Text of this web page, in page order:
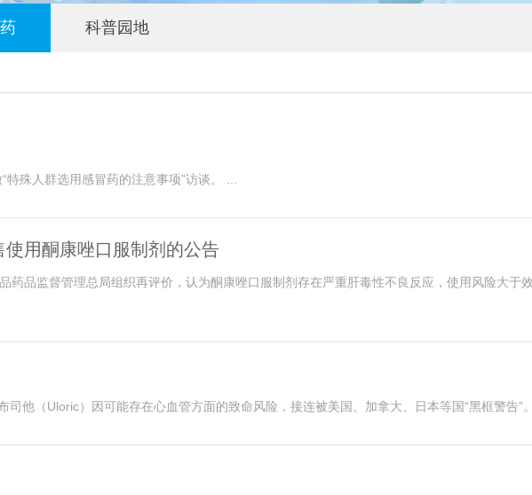
科普园地
用酮康唑口服制剂的公告
药品监督管理总局组织再评价，认为酮康唑口服制剂存在严重肝毒性不良反应，使用风险大于
他（Uloric）因可能存在心血管方面的致命风险，接连被美国、加拿大、日本等国“黑框警告”。